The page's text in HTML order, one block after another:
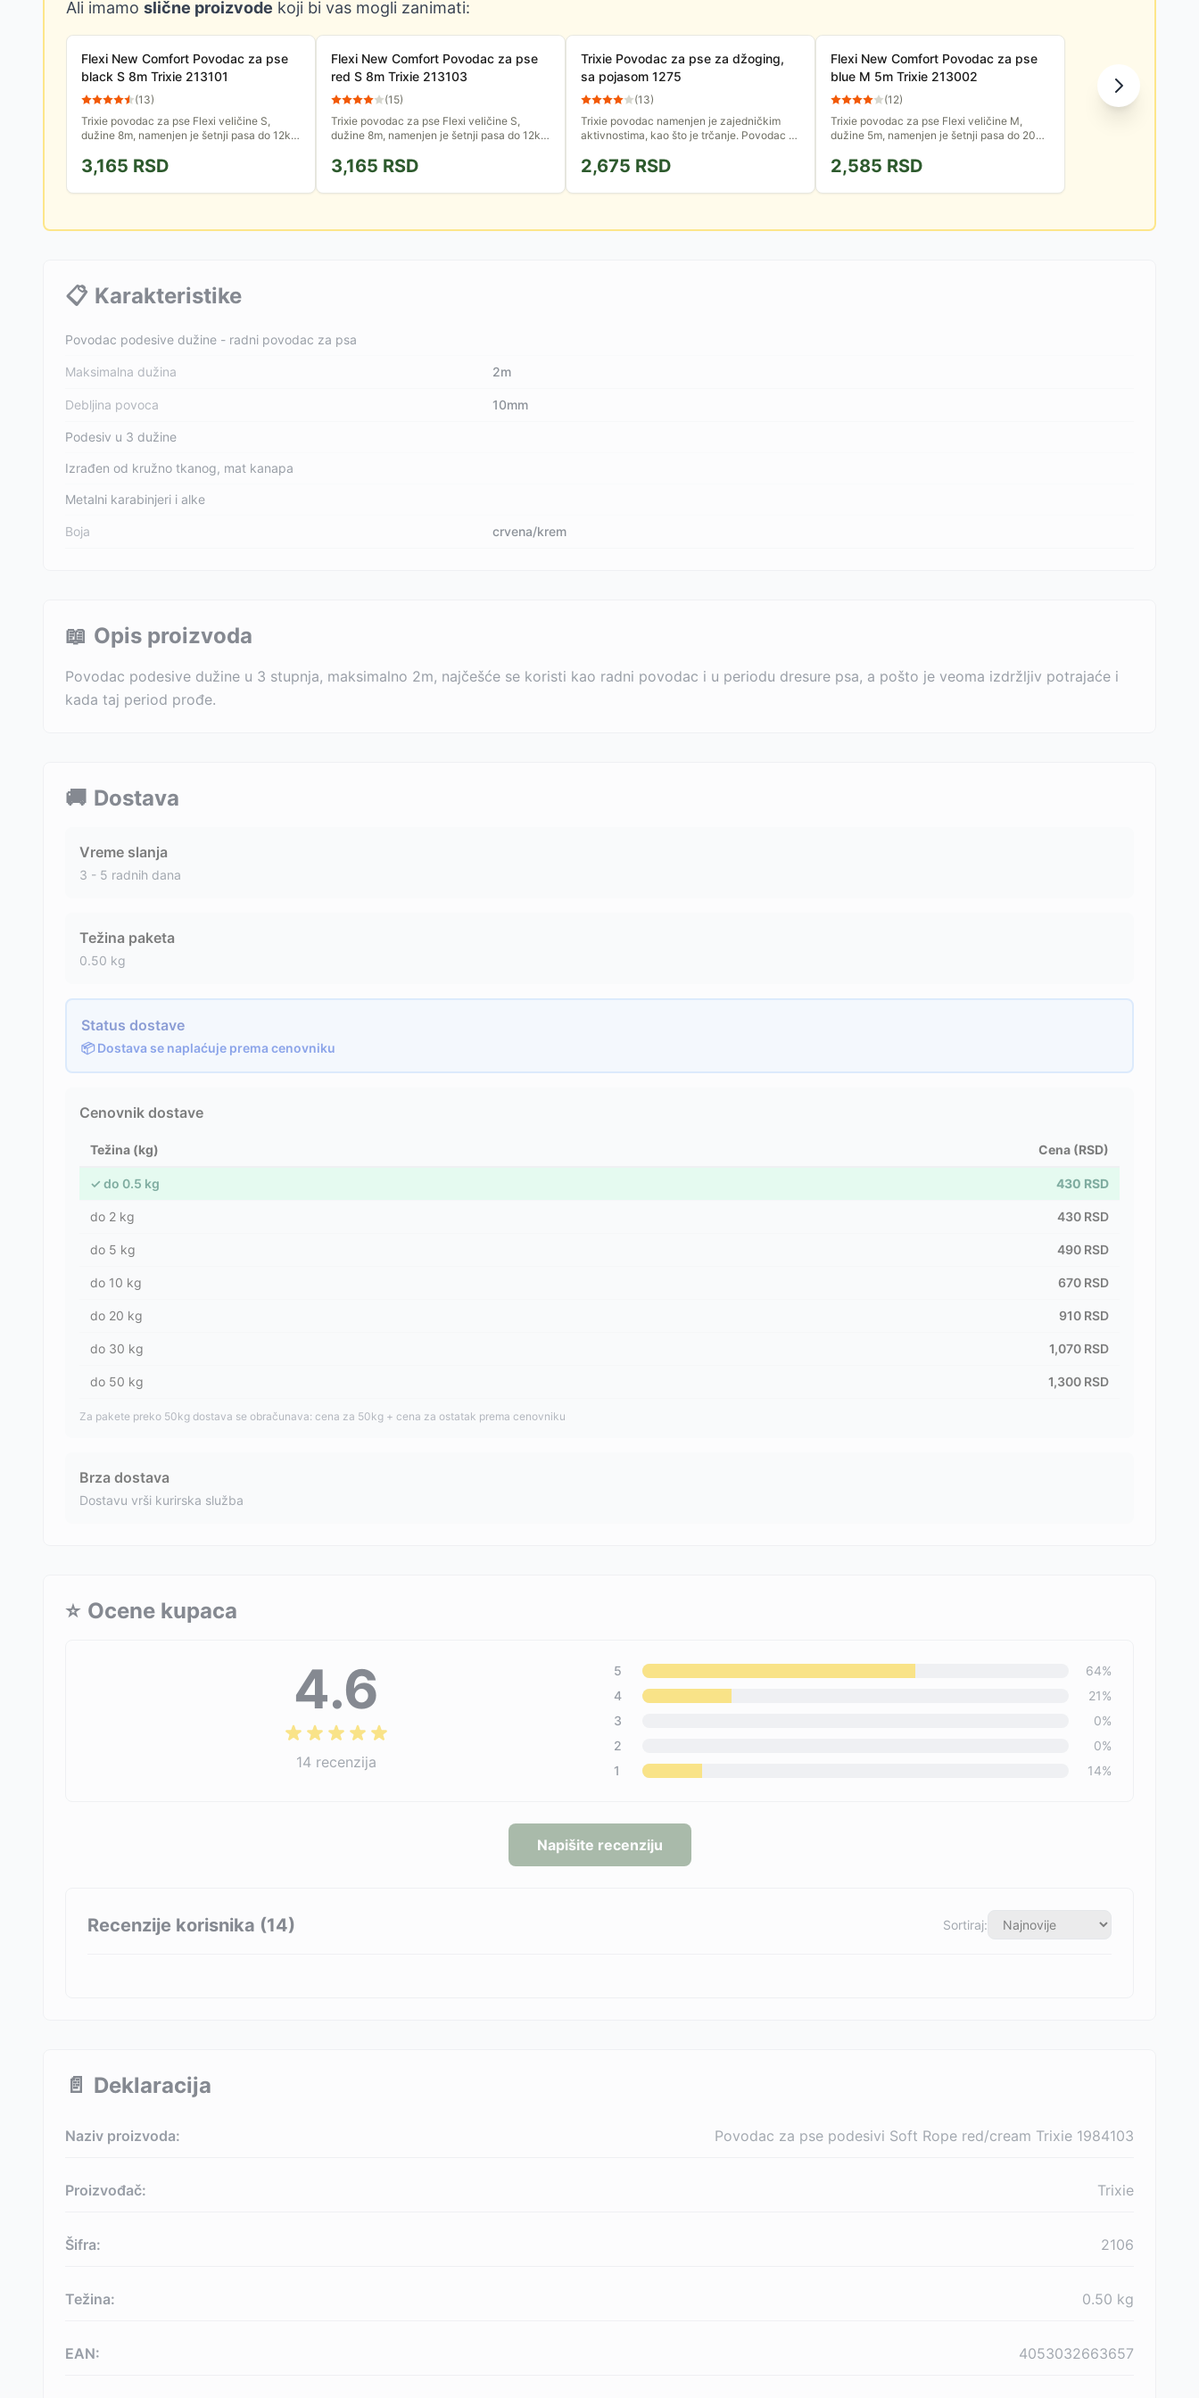
Ali imamo slične proizvode koji bi vas mogli zanimati:
Flexi New Comfort Povodac za pse
black S 8m Trixie 213101
(13)
Trixie povodac za pse Flexi veličine S,
dužine 8m, namenjen je šetnji pasa do 12kg
reflektujućim...
3,165 RSD
Flexi New Comfort Povodac za pse
red S 8m Trixie 213103
(15)
Trixie povodac za pse Flexi veličine S,
dužine 8m, namenjen je šetnji pasa do 12kg
reflektujućim...
3,165 RSD
Trixie Povodac za pse za džoging,
sa pojasom 1275
(13)
Trixie povodac namenjen je zajedničkim
aktivnostima, kao što je trčanje. Povodac se
Ima amortizer i...
2,675 RSD
Flexi New Comfort Povodac za pse
blue M 5m Trixie 213002
(12)
Trixie povodac za pse Flexi veličine M,
dužine 5m, namenjen je šetnji pasa do 20kg
reflektujućim...
2,585 RSD
📋 Karakteristike
Povodac podesive dužine - radni povodac za psa
Maksimalna dužina 2m
Debljina povoca 10mm
Podesiv u 3 dužine
Izrađen od kružno tkanog, mat kanapa
Metalni karabinjeri i alke
Boja crvena/krem
📖 Opis proizvoda
Povodac podesive dužine u 3 stupnja, maksimalno 2m, najčešće se koristi kao radni povodac i u periodu dresure psa, a pošto je veoma izdržljiv potrajaće i
kada taj period prođe.
🚚 Dostava
Vreme slanja
3 - 5 radnih dana
Težina paketa
0.50 kg
Status dostave
📦 Dostava se naplaćuje prema cenovniku
Cenovnik dostave
Težina (kg) Cena (RSD)
✓ do 0.5 kg 430 RSD
do 2 kg 430 RSD
do 5 kg 490 RSD
do 10 kg 670 RSD
do 20 kg 910 RSD
do 30 kg 1,070 RSD
do 50 kg 1,300 RSD
Za pakete preko 50kg dostava se obračunava: cena za 50kg + cena za ostatak prema cenovniku
Brza dostava
Dostavu vrši kurirska služba
⭐ Ocene kupaca
4.6
14 recenzija
5 64%
4
21%
3
0%
2
0%
1
14%
Napišite recenziju
Recenzije korisnika (14) Sortiraj:
📄 Deklaracija
Naziv proizvoda: Povodac za pse podesivi Soft Rope red/cream Trixie 1984103
Proizvođač: Trixie
Šifra: 2106
Težina: 0.50 kg
EAN: 4053032663657